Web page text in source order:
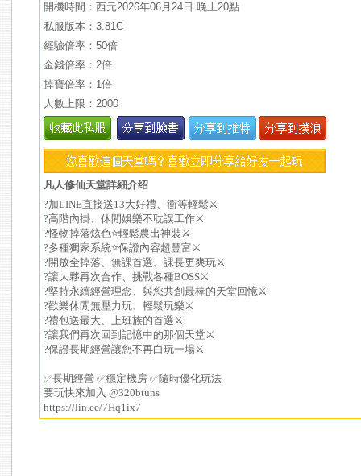
開機時間：西元2026年06月24日 晚上20點
私服版本：3.81C
經驗倍率：50倍
金錢倍率：2倍
掉寶倍率：1倍
人數上限：2000
凡人修仙天堂詳細介绍
?加LINE直接送13大好禮、衝等輕鬆⚔️
?高階內掛、休閒娛樂不耽誤工作⚔️
?怪物掉落炫色⭐輕鬆農出神裝⚔️
?多種獨家系統⭐保證內容超豐富⚔️
?開放全掉落、無課首選、課長更爽玩⚔️
?讓大夥再次合作、挑戰各種BOSS⚔️
?堅持永續經營理念、與您共創最棒的天堂回憶⚔️
?️歡樂休閒無壓力玩、輕鬆玩樂️⚔️
?禮包送最大、上班族的首選⚔️
?讓我們再次回到記憶中的那個天堂⚔️
?保證長期經營讓您不再白玩一場⚔️
✅長期經營 ✅穩定機房 ✅隨時優化玩法
要玩快來加入 @320btuns
https://lin.ee/7Hq1ix7